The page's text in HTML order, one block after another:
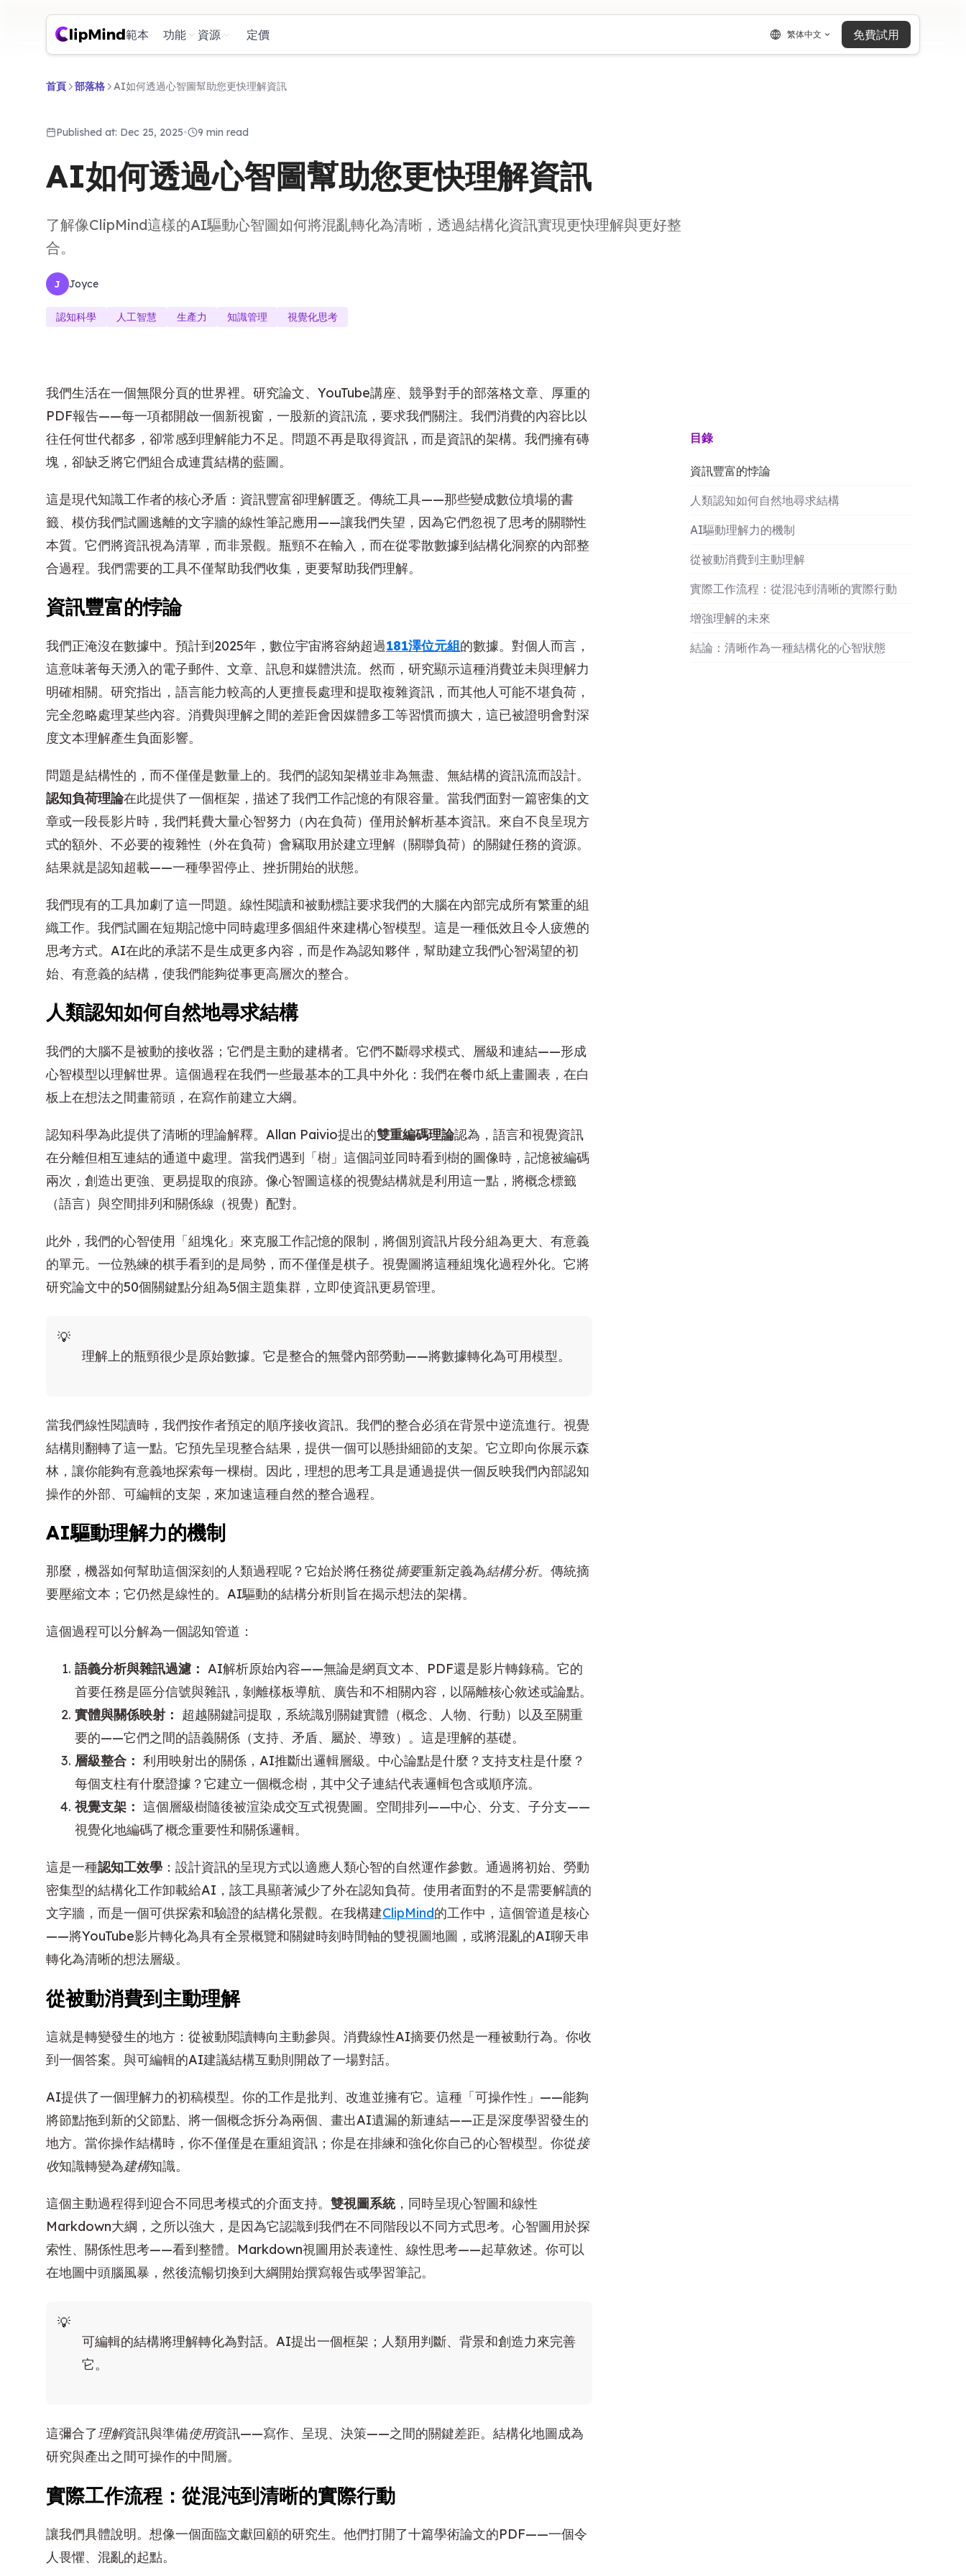
範本 功能 資源 定價 繁体中文 免費試用
首頁 部落格 AI如何透過心智圖幫助您更快理解資訊
Published at: Dec 25, 2025• 9 min read
AI如何透過心智圖幫助您更快理解資訊
了解像ClipMind這樣的AI驅動心智圖如何將混亂轉化為清晰，透過結構化資訊實現更快理解與更好整
合。
J Joyce
認知科學 人工智慧 生產力 知識管理 視覺化思考
我們生活在一個無限分頁的世界裡。研究論文、YouTube講座、競爭對手的部落格文章、厚重的
PDF報告——每一項都開啟一個新視窗，一股新的資訊流，要求我們關注。我們消費的內容比以
往任何世代都多，卻常感到理解能力不足。問題不再是取得資訊，而是資訊的架構。我們擁有磚
塊，卻缺乏將它們組合成連貫結構的藍圖。
這是現代知識工作者的核心矛盾：資訊豐富卻理解匱乏。傳統工具——那些變成數位墳場的書
籤、模仿我們試圖逃離的文字牆的線性筆記應用——讓我們失望，因為它們忽視了思考的關聯性
本質。它們將資訊視為清單，而非景觀。瓶頸不在輸入，而在從零散數據到結構化洞察的內部整
合過程。我們需要的工具不僅幫助我們收集，更要幫助我們理解。
資訊豐富的悖論
我們正淹沒在數據中。預計到2025年，數位宇宙將容納超過181澤位元組的數據。對個人而言，
這意味著每天湧入的電子郵件、文章、訊息和媒體洪流。然而，研究顯示這種消費並未與理解力
明確相關。研究指出，語言能力較高的人更擅長處理和提取複雜資訊，而其他人可能不堪負荷，
完全忽略處理某些內容。消費與理解之間的差距會因媒體多工等習慣而擴大，這已被證明會對深
度文本理解產生負面影響。
問題是結構性的，而不僅僅是數量上的。我們的認知架構並非為無盡、無結構的資訊流而設計。
認知負荷理論在此提供了一個框架，描述了我們工作記憶的有限容量。當我們面對一篇密集的文
章或一段長影片時，我們耗費大量心智努力（內在負荷）僅用於解析基本資訊。來自不良呈現方
式的額外、不必要的複雜性（外在負荷）會竊取用於建立理解（關聯負荷）的關鍵任務的資源。
結果就是認知超載——一種學習停止、挫折開始的狀態。
我們現有的工具加劇了這一問題。線性閱讀和被動標註要求我們的大腦在內部完成所有繁重的組
織工作。我們試圖在短期記憶中同時處理多個組件來建構心智模型。這是一種低效且令人疲憊的
思考方式。AI在此的承諾不是生成更多內容，而是作為認知夥伴，幫助建立我們心智渴望的初
始、有意義的結構，使我們能夠從事更高層次的整合。
人類認知如何自然地尋求結構
我們的大腦不是被動的接收器；它們是主動的建構者。它們不斷尋求模式、層級和連結——形成
心智模型以理解世界。這個過程在我們一些最基本的工具中外化：我們在餐巾紙上畫圖表，在白
板上在想法之間畫箭頭，在寫作前建立大綱。
認知科學為此提供了清晰的理論解釋。Allan Paivio提出的雙重編碼理論認為，語言和視覺資訊
在分離但相互連結的通道中處理。當我們遇到「樹」這個詞並同時看到樹的圖像時，記憶被編碼
兩次，創造出更強、更易提取的痕跡。像心智圖這樣的視覺結構就是利用這一點，將概念標籤
（語言）與空間排列和關係線（視覺）配對。
此外，我們的心智使用「組塊化」來克服工作記憶的限制，將個別資訊片段分組為更大、有意義
的單元。一位熟練的棋手看到的是局勢，而不僅僅是棋子。視覺圖將這種組塊化過程外化。它將
研究論文中的50個關鍵點分組為5個主題集群，立即使資訊更易管理。
理解上的瓶頸很少是原始數據。它是整合的無聲內部勞動——將數據轉化為可用模型。
當我們線性閱讀時，我們按作者預定的順序接收資訊。我們的整合必須在背景中逆流進行。視覺
結構則翻轉了這一點。它預先呈現整合結果，提供一個可以懸掛細節的支架。它立即向你展示森
林，讓你能夠有意義地探索每一棵樹。因此，理想的思考工具是通過提供一個反映我們內部認知
操作的外部、可編輯的支架，來加速這種自然的整合過程。
AI驅動理解力的機制
那麼，機器如何幫助這個深刻的人類過程呢？它始於將任務從摘要重新定義為結構分析。傳統摘
要壓縮文本；它仍然是線性的。AI驅動的結構分析則旨在揭示想法的架構。
這個過程可以分解為一個認知管道：
語義分析與雜訊過濾： AI解析原始內容——無論是網頁文本、PDF還是影片轉錄稿。它的
首要任務是區分信號與雜訊，剝離樣板導航、廣告和不相關內容，以隔離核心敘述或論點。
實體與關係映射： 超越關鍵詞提取，系統識別關鍵實體（概念、人物、行動）以及至關重
要的——它們之間的語義關係（支持、矛盾、屬於、導致）。這是理解的基礎。
層級整合： 利用映射出的關係，AI推斷出邏輯層級。中心論點是什麼？支持支柱是什麼？
每個支柱有什麼證據？它建立一個概念樹，其中父子連結代表邏輯包含或順序流。
視覺支架： 這個層級樹隨後被渲染成交互式視覺圖。空間排列——中心、分支、子分支——
視覺化地編碼了概念重要性和關係邏輯。
這是一種認知工效學 ：設計資訊的呈現方式以適應人類心智的自然運作參數。通過將初始、勞動
密集型的結構化工作卸載給AI，該工具顯著減少了外在認知負荷。使用者面對的不是需要解讀的
文字牆，而是一個可供探索和驗證的結構化景觀。在我構建ClipMind的工作中，這個管道是核心
——將YouTube影片轉化為具有全景概覽和關鍵時刻時間軸的雙視圖地圖，或將混亂的AI聊天串
轉化為清晰的想法層級。
從被動消費到主動理解
這就是轉變發生的地方：從被動閱讀轉向主動參與。消費線性AI摘要仍然是一種被動行為。你收
到一個答案。與可編輯的AI建議結構互動則開啟了一場對話。
AI提供了一個理解力的初稿模型。你的工作是批判、改進並擁有它。這種「可操作性」——能夠
將節點拖到新的父節點、將一個概念拆分為兩個、畫出AI遺漏的新連結——正是深度學習發生的
地方。當你操作結構時，你不僅僅是在重組資訊；你是在排練和強化你自己的心智模型。你從接
收知識轉變為建構知識。
這個主動過程得到迎合不同思考模式的介面支持。 雙視圖系統，同時呈現心智圖和線性
Markdown大綱，之所以強大，是因為它認識到我們在不同階段以不同方式思考。心智圖用於探
索性、關係性思考——看到整體。Markdown視圖用於表達性、線性思考——起草敘述。你可以
在地圖中頭腦風暴，然後流暢切換到大綱開始撰寫報告或學習筆記。
可編輯的結構將理解轉化為對話。AI提出一個框架；人類用判斷、背景和創造力來完善
它。
這彌合了理解資訊與準備使用資訊——寫作、呈現、決策——之間的關鍵差距。結構化地圖成為
研究與產出之間可操作的中間層。
實際工作流程：從混沌到清晰的實際行動
讓我們具體說明。想像一個面臨文獻回顧的研究生。他們打開了十篇學術論文的PDF——一個令
人畏懼、混亂的起點。
目錄
資訊豐富的悖論
人類認知如何自然地尋求結構
AI驅動理解力的機制
從被動消費到主動理解
實際工作流程：從混沌到清晰的實際行動
增強理解的未來
結論：清晰作為一種結構化的心智狀態